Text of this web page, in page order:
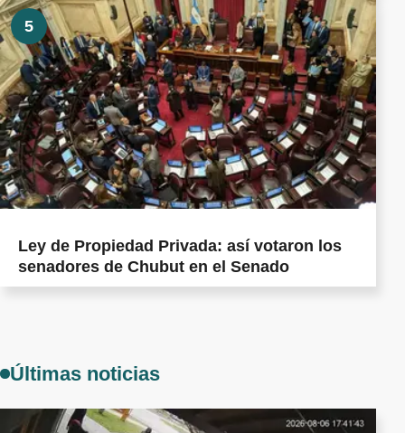
5
Ley de Propiedad Privada: así votaron los
senadores de Chubut en el Senado
Últimas noticias